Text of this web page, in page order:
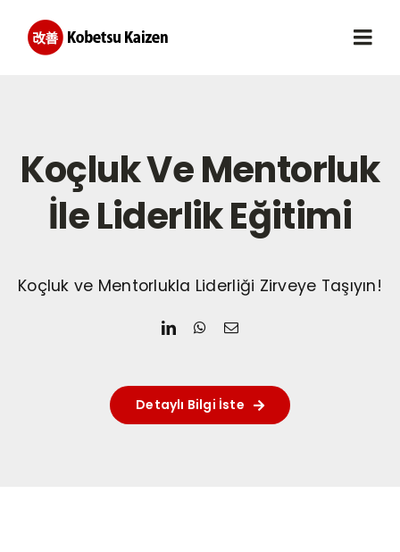
content
Planlı Eğitimler
Eğitmenler
Hizmetlerimiz
Koçluk Ve Mentorluk
İle Liderlik Eğitimi
Koçluk ve Mentorlukla Liderliği Zirveye Taşıyın!
Detaylı Bilgi İste